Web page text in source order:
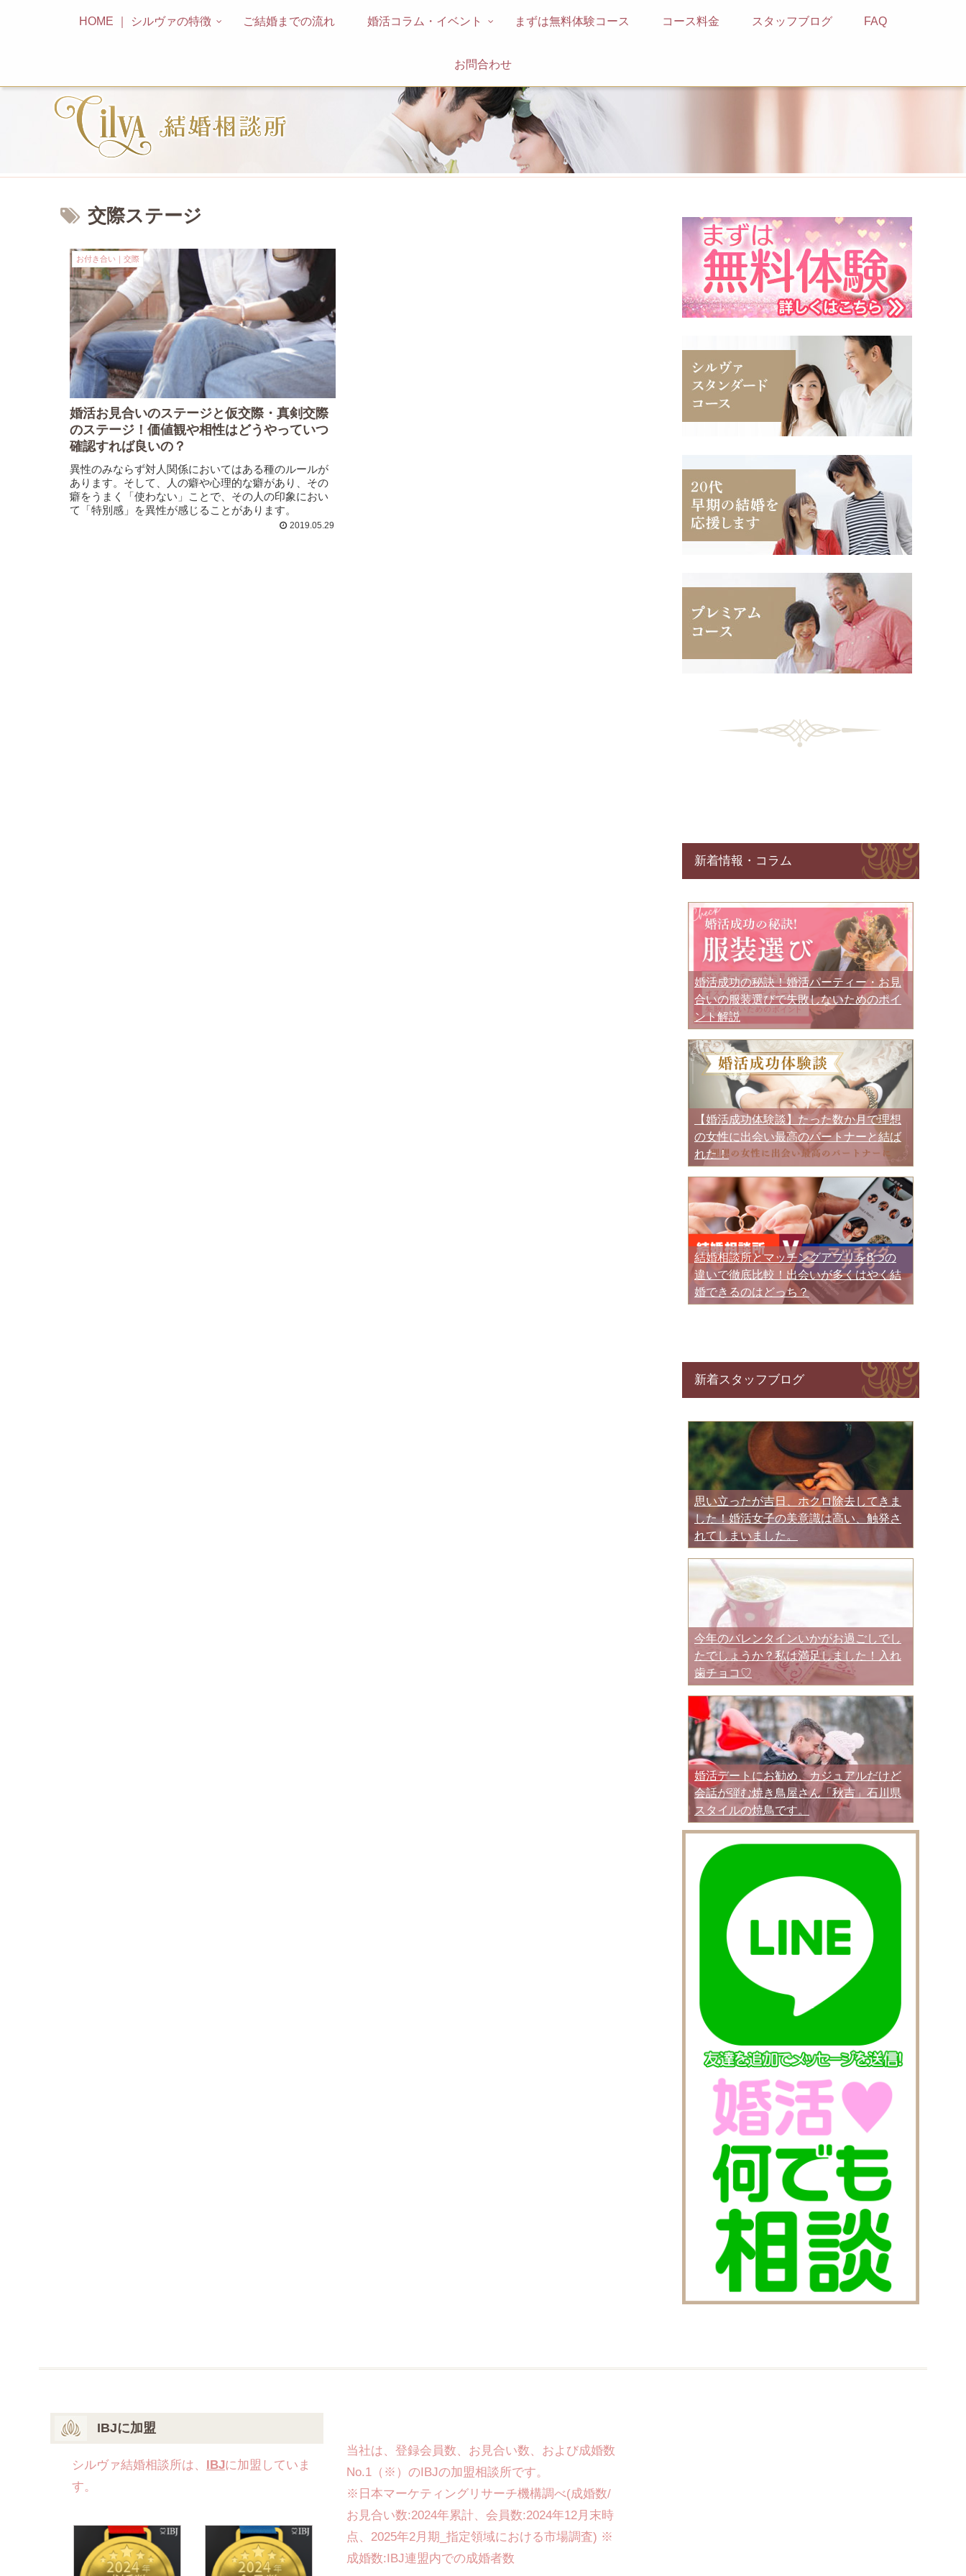
HOME ｜ シルヴァの特徴 ご結婚までの流れ 婚活コラム・イベント まずは無料体験コース コース料金 スタッフブログ FAQ
お問合わせ
交際ステージ
お付き合い｜交際
婚活お見合いのステージと仮交際・真剣交際
のステージ！価値観や相性はどうやっていつ
確認すれば良いの？
異性のみならず対人関係においてはある種のルールが
あります。そして、人の癖や心理的な癖があり、その
癖をうまく「使わない」ことで、その人の印象におい
て「特別感」を異性が感じることがあります。
2019.05.29
新着情報・コラム
婚活成功の秘訣！婚活パーティー・お見
合いの服装選びで失敗しないためのポイ
ント解説
【婚活成功体験談】たった数か月で理想
の女性に出会い最高のパートナーと結ば
れた！
結婚相談所とマッチングアプリを8つの
違いで徹底比較！出会いが多くはやく結
婚できるのはどっち？
新着スタッフブログ
思い立ったが吉日、ホクロ除去してきま
した！婚活女子の美意識は高い、触発さ
れてしまいました。
今年のバレンタインいかがお過ごしでし
たでしょうか？私は満足しました！入れ
歯チョコ♡
婚活デートにお勧め、カジュアルだけど
会話が弾む焼き鳥屋さん「秋吉」石川県
スタイルの焼鳥です。
IBJに加盟
シルヴァ結婚相談所は、 IBJに加盟していま
す。
当社は、登録会員数、お見合い数、および成婚数
No.1（※）のIBJの加盟相談所です。
※日本マーケティングリサーチ機構調べ(成婚数/
お見合い数:2024年累計、会員数:2024年12月末時
点、2025年2月期_指定領域における市場調査) ※
成婚数:IBJ連盟内での成婚者数